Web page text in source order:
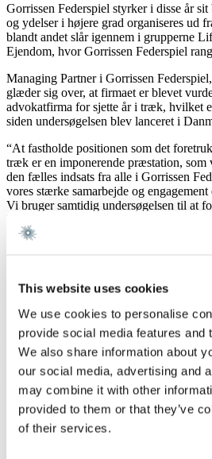
This website uses cookies
We use cookies to personalise
provide social media features and
We also share information about
our social media, advertising and
may combine it with other
provided to them or that they’ve
of their services.
Gorrissen Federspiel styrker i disse år
og ydelser i højere grad organiseres ud
blandt andet slår igennem i grupperne
Ejendom, hvor Gorrissen Federspiel
Managing Partner i Gorrissen
glæder sig over, at firmaet er blevet
advokatfirma for sjette år i træk, hvilket
siden undersøgelsen blev lanceret i
“At fastholde positionen som det
træk er en imponerende præstation, som
den fælles indsats fra alle i Gorrissen
vores stærke samarbejde og
Vi bruger samtidig undersøgelsen til at
klienters skiftende behov, så vi kan
uforløst potentiale – alt sammen med et
Gorrissen Federspiel er et af Danmarks
beskæftiger over 600 medarbejdere,
dagligt går på arbejde med en fælles
Federspiel vil være ’In a league of our
advokatfirma. Vi tilbyder rådgivning
erhvervsrelaterede områder til klienter
Pressekontakt